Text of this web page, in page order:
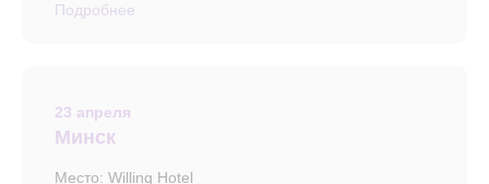
Подробнее
23 апреля
Минск
Место: Willing Hotel